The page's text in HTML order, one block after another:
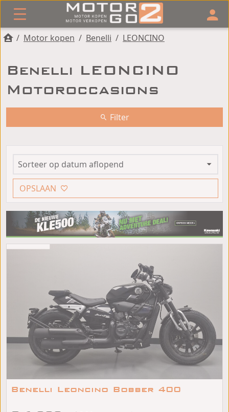
/ Motor kopen / Benelli / LEONCINO
Benelli LEONCINO
Motoroccasions
Filter
OPSLAAN
Benelli Leoncino Bobber 400